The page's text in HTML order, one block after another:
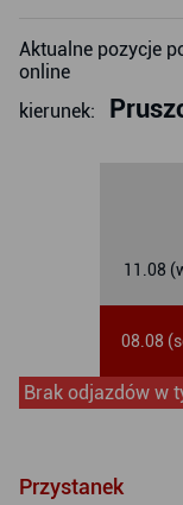
Aktualne pozycje
online
kierunek:
08.08
11.08
Brak odjazdów w
Przystanek